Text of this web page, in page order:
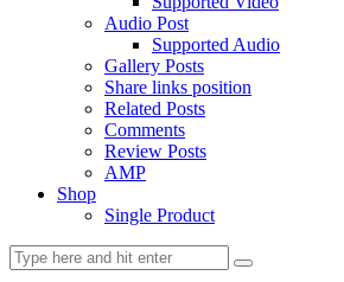
Audio Post
Supported Audio
Gallery Posts
Share links position
Related Posts
Comments
Review Posts
AMP
Shop
Single Product